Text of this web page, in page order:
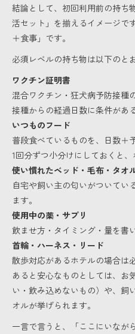
結論として、初回利用前の持ち
活セット」を揃えるイメージで
＋食事」です。
必須レベルの持ち物は以下のと
ワクチン証明書
混合ワクチン・狂犬病予防接種
接種からの経過日数に条件があ
いつものフード
普段食べているものを、日数＋
1回分ずつ小分けにしておくと
使い慣れたベッド・毛布・タオ
自宅や飼い主の匂いがついてい
ます。
使用中の薬・サプリ
飲ませ方・タイミング・量を書
首輪・ハーネス・リード
散歩対応があるホテルの場合は
あると安心なものとしては、お
い・飲み込めないもの）や、飼
オルが挙げられます。
一言で言うと、「ここにいなが